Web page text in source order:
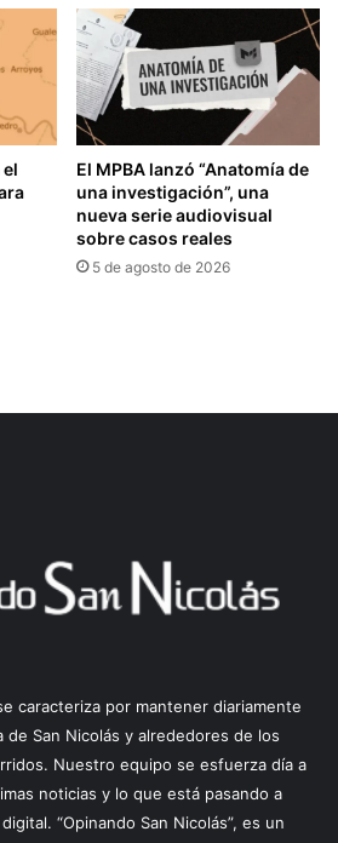
caracteriza por mantener diariamente
de San Nicolás y alrededores de los
Nuestro equipo se esfuerza día a
noticias y lo que está pasando a
“Opinando San Nicolás”, es un